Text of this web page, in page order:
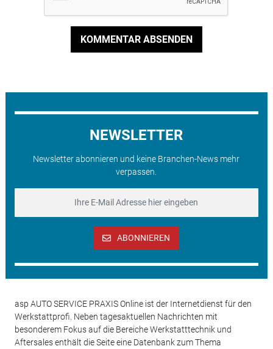
KOMMENTAR ABSENDEN
NEWSLETTER
Newsletter abonnieren und keine Branchen-News mehr
verpassen.
ABONNIEREN
asp AUTO SERVICE PRAXIS Online ist der Internetdienst für den
Werkstattprofi. Neben tagesaktuellen Nachrichten mit
besonderem Fokus auf die Bereiche Werkstatttechnik und
Aftersales enthält die Seite eine Datenbank zum Thema